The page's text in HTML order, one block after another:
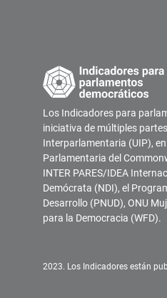
Los Indicadores para
iniciativa de múltiples
Interparlamentaria (UIP),
Parlamentaria del
INTER PARES/IDEA
Demócrata (NDI), el
Desarrollo (PNUD), ONU
para la Democracia (WFD).
2023. Los Indicadores están